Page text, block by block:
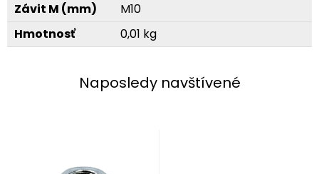
Závit M (mm)
M10
Hmotnosť
0,01 kg
Naposledy navštívené